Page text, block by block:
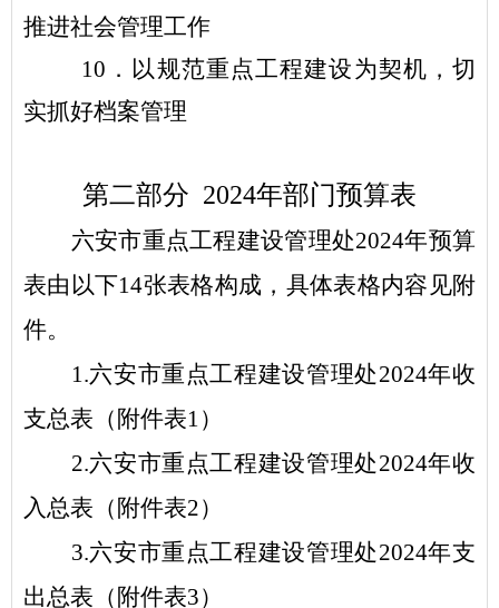
推进社会管理工作
10 ．以规范重点工程建设为契机，切
实抓好档案管理
第二部分 2024年部门预算表
六安市重点工程建设管理处2024年预算
表由以下14张表格构成，具体表格内容见附
件。
1.六安市重点工程建设管理处2024年收
支总表（ 附件表1）
2.六安市重点工程建设管理处2024年收
入总表（ 附件表2）
3.六安市重点工程建设管理处2024年支
出总表（ 附件表3）